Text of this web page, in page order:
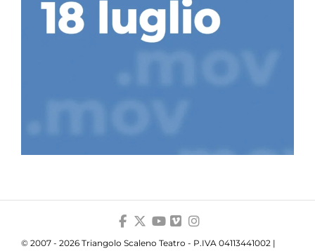
© 2007 - 2026 Triangolo Scaleno Teatro - P.IVA 04113441002 |